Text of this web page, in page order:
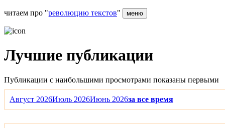
читаем про "революцию текстов" меню
Лучшие публикации
Публикации с наибольшими просмотрами показаны первыми
Август 2026Июль 2026Июнь 2026за все время